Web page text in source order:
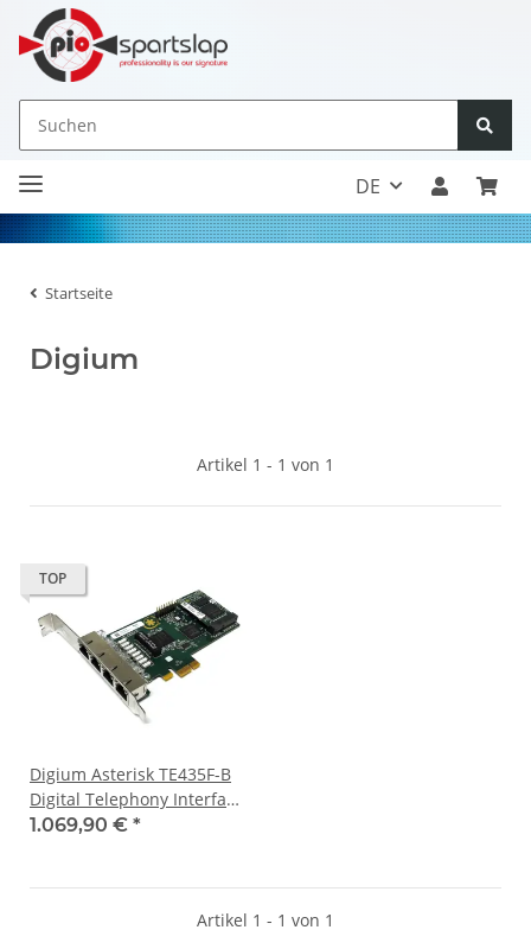
DE
Startseite
Digium
Artikel 1 - 1 von 1
TOP
Digium Asterisk TE435F-B
Digital Telephony Interface
Card with VPM128
1.069,90 € *
Artikel 1 - 1 von 1